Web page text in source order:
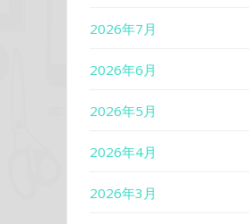
2026年7月
2026年6月
2026年5月
2026年4月
2026年3月